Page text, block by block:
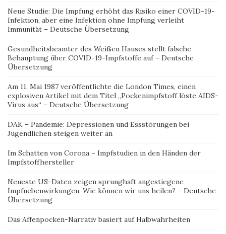
Neue Studie: Die Impfung erhöht das Risiko einer COVID-19-
Infektion, aber eine Infektion ohne Impfung verleiht
Immunität – Deutsche Übersetzung
Gesundheitsbeamter des Weißen Hauses stellt falsche
Behauptung über COVID-19-Impfstoffe auf – Deutsche
Übersetzung
Am 11. Mai 1987 veröffentlichte die London Times, einen
explosiven Artikel mit dem Titel „Pockenimpfstoff löste AIDS-
Virus aus“ – Deutsche Übersetzung
DAK – Pandemie: Depressionen und Essstörungen bei
Jugendlichen steigen weiter an
Im Schatten von Corona – Impfstudien in den Händen der
Impfstoffhersteller
Neueste US-Daten zeigen sprunghaft angestiegene
Impfnebenwirkungen. Wie können wir uns heilen? – Deutsche
Übersetzung
Das Affenpocken-Narrativ basiert auf Halbwahrheiten